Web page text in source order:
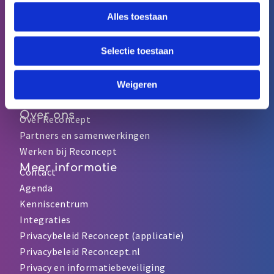
Alles toestaan
Selectie toestaan
Weigeren
Reconcept voor basisartsen
Reconcept voor MVO
Reconcept voor LLO
Reconcept voor VVO en MOO
Reconcept voor nieuwe medewerkers
Over ons
Over Reconcept
Partners en samenwerkingen
Werken bij Reconcept
Meer informatie
Contact
Agenda
Kenniscentrum
Integraties
Privacybeleid Reconcept (applicatie)
Privacybeleid Reconcept.nl
Privacy en informatiebeveiliging